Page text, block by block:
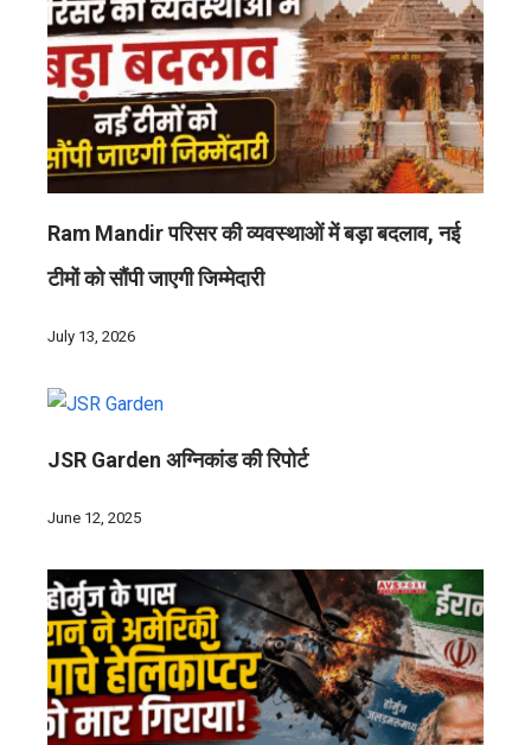
Ram Mandir परिसर की व्यवस्थाओं में बड़ा बदलाव, नई
टीमों को सौंपी जाएगी जिम्मेदारी
July 13, 2026
JSR Garden अग्निकांड की रिपोर्ट
June 12, 2025